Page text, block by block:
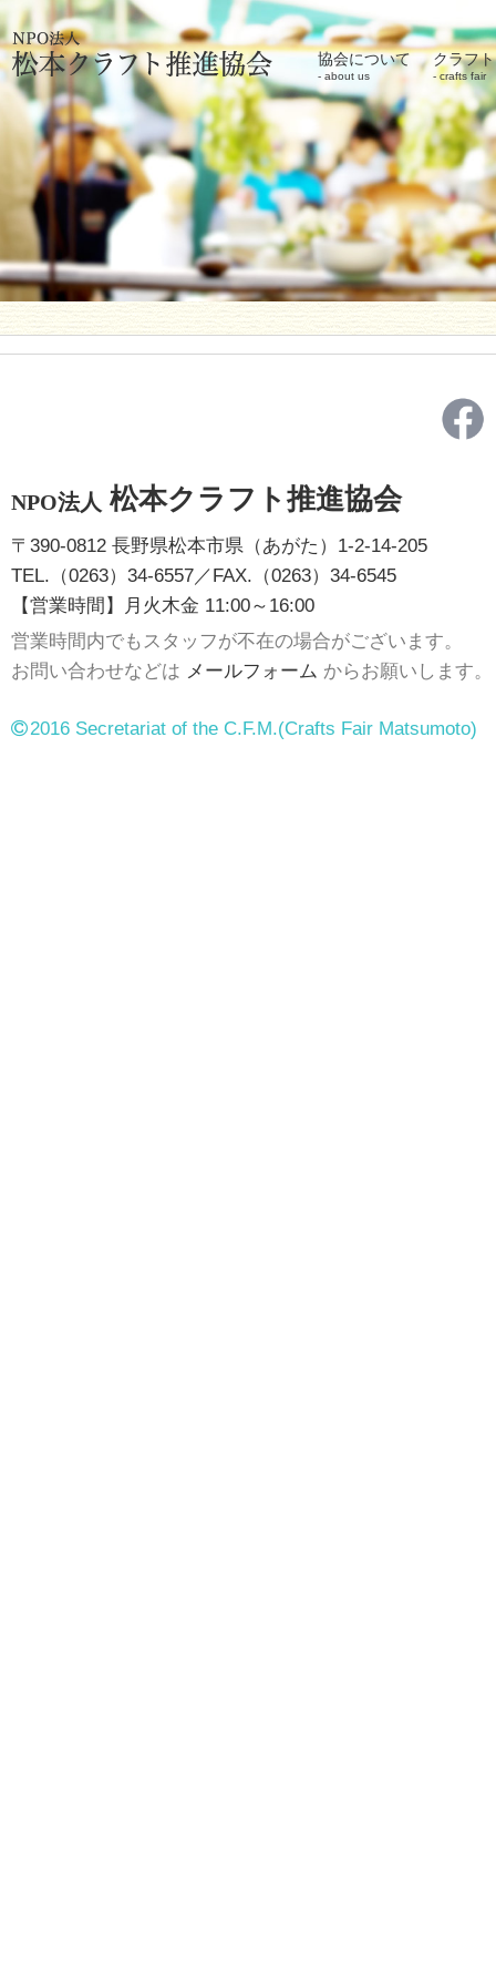
協会について
about us
クラフ
crafts fair
NPO法人 松本クラフト推進協会
〒390-0812 長野県松本市県（あがた）1-2-14-205
TEL.（0263）34-6557／FAX.（0263）34-6545
【営業時間】月火木金 11:00～16:00
営業時間内でもスタッフが不在の場合がございます。
お問い合わせなどは メールフォーム からお願いします。
2016 Secretariat of the C.F.M.(Crafts Fair Matsumoto)